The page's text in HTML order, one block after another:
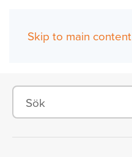
Skip to main content